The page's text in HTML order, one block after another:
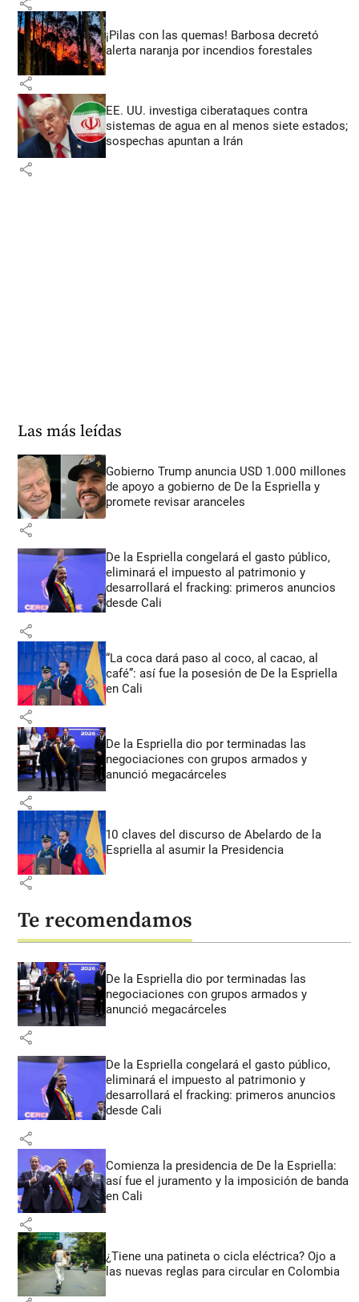
¡Pilas con las quemas! Barbosa decretó
alerta naranja por incendios forestales
share
EE. UU. investiga ciberataques contra
sistemas de agua en al menos siete estados;
sospechas apuntan a Irán
share
Las más leídas
Gobierno Trump anuncia USD 1.000 millones
de apoyo a gobierno de De la Espriella y
promete revisar aranceles
share
De la Espriella congelará el gasto público,
eliminará el impuesto al patrimonio y
desarrollará el fracking: primeros anuncios
desde Cali
share
“La coca dará paso al coco, al cacao, al
café”: así fue la posesión de De la Espriella
en Cali
share
De la Espriella dio por terminadas las
negociaciones con grupos armados y
anunció megacárceles
share
10 claves del discurso de Abelardo de la
Espriella al asumir la Presidencia
share
Te recomendamos
De la Espriella dio por terminadas las
negociaciones con grupos armados y
anunció megacárceles
share
De la Espriella congelará el gasto público,
eliminará el impuesto al patrimonio y
desarrollará el fracking: primeros anuncios
desde Cali
share
Comienza la presidencia de De la Espriella:
así fue el juramento y la imposición de banda
en Cali
share
¿Tiene una patineta o cicla eléctrica? Ojo a
las nuevas reglas para circular en Colombia